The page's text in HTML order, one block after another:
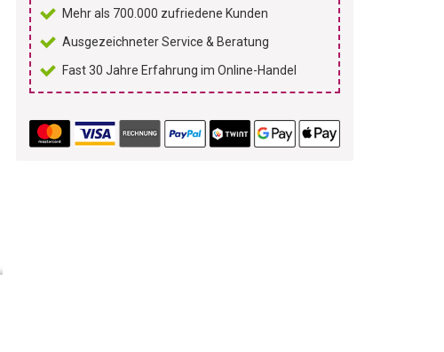
Mehr als 700.000 zufriedene Kunden
Ausgezeichneter Service & Beratung
Fast 30 Jahre Erfahrung im Online-Handel